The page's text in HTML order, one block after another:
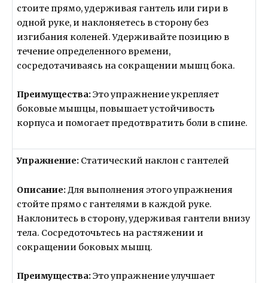
стоите прямо, удерживая гантель или гири в
одной руке, и наклоняетесь в сторону без
изгибания коленей. Удерживайте позицию в
течение определенного времени,
сосредотачиваясь на сокращении мышц бока.
Преимущества:Это упражнение укрепляет
боковые мышцы, повышает устойчивость
корпуса и помогает предотвратить боли в спине.
Упражнение: Статический наклон с гантелей
Описание:Для выполнения этого упражнения
стойте прямо с гантелями в каждой руке.
Наклонитесь в сторону, удерживая гантели внизу
тела. Сосредоточьтесь на растяжении и
сокращении боковых мышц.
Преимущества:Это упражнение улучшает